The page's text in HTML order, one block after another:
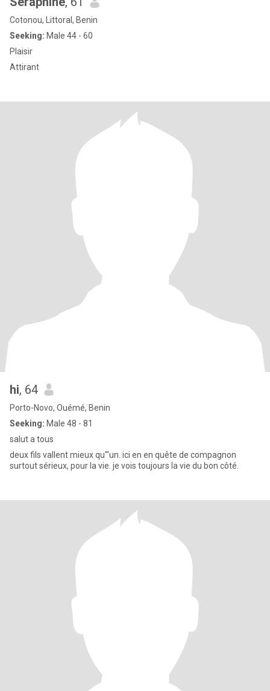
Cotonou, Littoral, Benin
Seeking: Male 44 - 60
Plaisir
Attirant
hi, 64
Porto-Novo, Ouémé, Benin
Seeking: Male 48 - 81
salut a tous
deux fils vallent mieux qu'"un. ici en en quête de compagnon
surtout sérieux, pour la vie. je vois toujours la vie du bon côté.